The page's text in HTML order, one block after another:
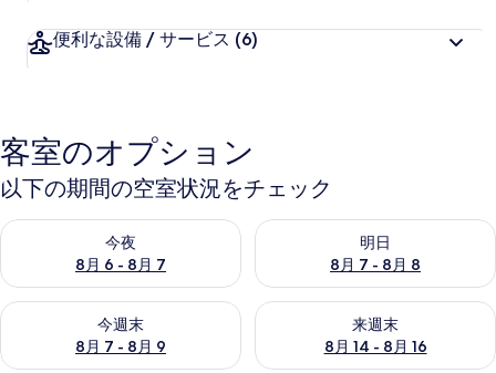
便利な設備 / サービス (6)
客室のオプション
以下の期間の空室状況をチェック
今夜
8月 6 - 8月 7
今夜 8月 6 - 8月 7 の空室状況をチェック
明日
8月 7 - 8月 8
明日 8月 7 - 8月 8 の空室状況
今週末
8月 7 - 8月 9
今週末 8月 7 - 8月 9 の空室状況をチェック
来週末
8月 14 - 8月 16
来週末 8月 14 - 8月 16 の空室